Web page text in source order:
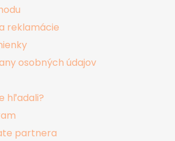
reklamácie
osobných údajov
hľadali?
partnera